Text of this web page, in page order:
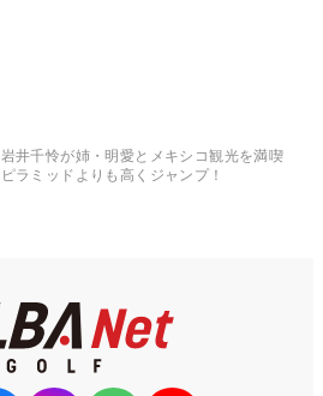
岩井千怜が姉・明愛とメキシコ観光を満喫
ピラミッドよりも高くジャンプ！